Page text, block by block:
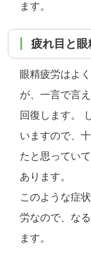
ます。
疲れ目と
眼精疲労はよ
が、一言で言
回復します。
いますので、
たと思ってい
あります。
このような症
労なので、な
ます。